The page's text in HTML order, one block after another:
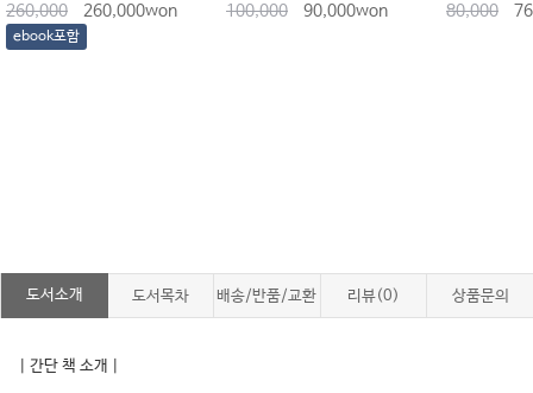
260,000
260,000won
ebook포함
100,000
90,000won
80,000
도서소개 도서목차 배송/반품/교환 리뷰(0) 상품문의
｜간단 책 소개｜